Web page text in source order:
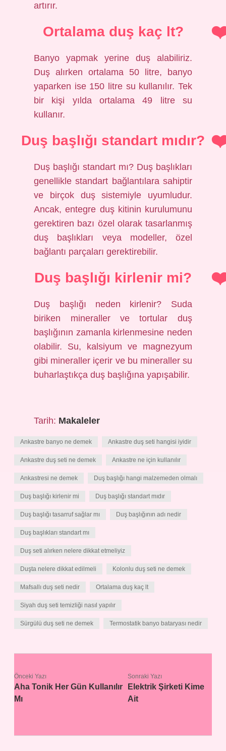
artırır.
Ortalama duş kaç lt?
Banyo yapmak yerine duş alabiliriz.
Duş alırken ortalama 50 litre, banyo
yaparken ise 150 litre su kullanılır. Tek
bir kişi yılda ortalama 49 litre su
kullanır.
Duş başlığı standart mıdır?
Duş başlığı standart mı? Duş başlıkları
genellikle standart bağlantılara sahiptir
ve birçok duş sistemiyle uyumludur.
Ancak, entegre duş kitinin kurulumunu
gerektiren bazı özel olarak tasarlanmış
duş başlıkları veya modeller, özel
bağlantı parçaları gerektirebilir.
Duş başlığı kirlenir mi?
Duş başlığı neden kirlenir? Suda
biriken mineraller ve tortular duş
başlığının zamanla kirlenmesine neden
olabilir. Su, kalsiyum ve magnezyum
gibi mineraller içerir ve bu mineraller su
buharlaştıkça duş başlığına yapışabilir.
Tarih: Makaleler
Ankastre banyo ne demek Ankastre duş seti hangisi iyidir
Ankastre duş seti ne demek Ankastre ne için kullanılır
Ankastresi ne demek Duş başlığı hangi malzemeden olmalı
Duş başlığı kirlenir mi Duş başlığı standart mıdır
Duş başlığı tasarruf sağlar mı Duş başlığının adı nedir
Duş başlıkları standart mı
Duş seti alırken nelere dikkat etmeliyiz
Duşta nelere dikkat edilmeli Kolonlu duş seti ne demek
Mafsallı duş seti nedir Ortalama duş kaç lt
Siyah duş seti temizliği nasıl yapılır
Sürgülü duş seti ne demek Termostatik banyo bataryası nedir
Önceki Yazı
Aha Tonik Her Gün Kullanılır
Mı
Sonraki Yazı
Elektrik Şirketi Kime
Ait